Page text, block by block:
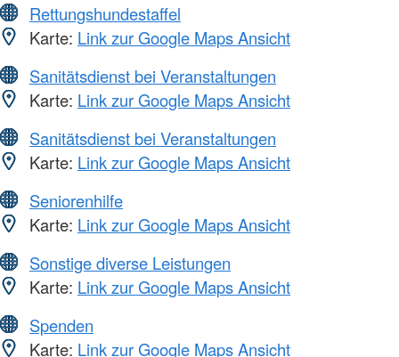
Rettungshundestaffel
Karte: Link zur Google Maps Ansicht
Sanitätsdienst bei Veranstaltungen
Karte: Link zur Google Maps Ansicht
Sanitätsdienst bei Veranstaltungen
Karte: Link zur Google Maps Ansicht
Seniorenhilfe
Karte: Link zur Google Maps Ansicht
Sonstige diverse Leistungen
Karte: Link zur Google Maps Ansicht
Spenden
Karte: Link zur Google Maps Ansicht